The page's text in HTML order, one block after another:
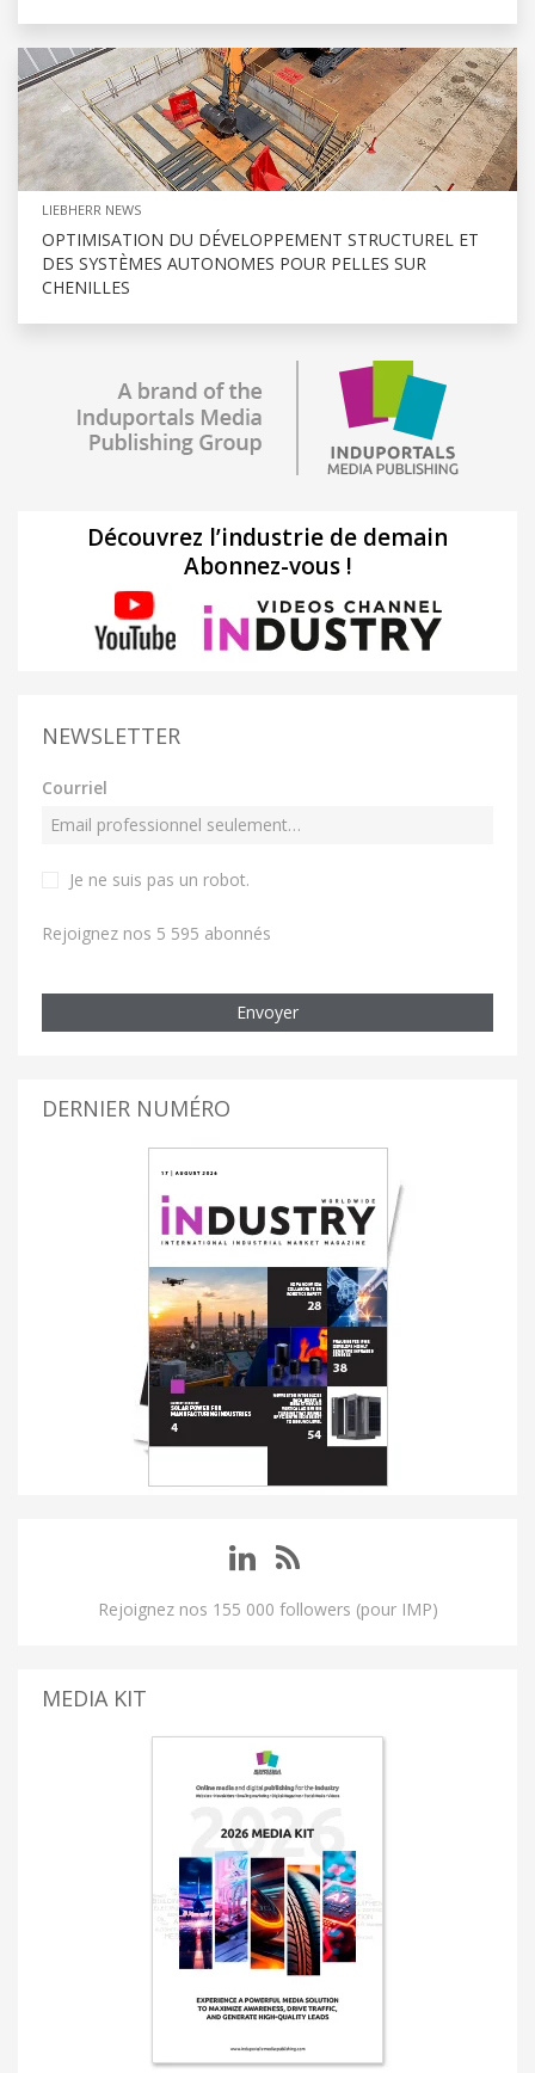
LIEBHERR NEWS
OPTIMISATION DU DÉVELOPPEMENT STRUCTUREL ET
DES SYSTÈMES AUTONOMES POUR PELLES SUR
CHENILLES
Découvrez l’industrie de demain
Abonnez-vous !
NEWSLETTER
Courriel
Je ne suis pas un robot.
Rejoignez nos 5 595 abonnés
Envoyer
DERNIER NUMÉRO
Rejoignez nos 155 000 followers (pour IMP)
MEDIA KIT